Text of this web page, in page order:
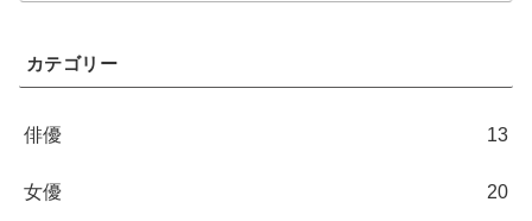
カテゴリー
俳優 13
女優 20